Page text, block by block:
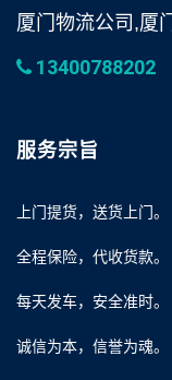
厦门物流公司,厦
13400788202
服务宗旨
上门提货，送货上门。
全程保险，代收货款。
每天发车，安全准时。
诚信为本，信誉为魂。